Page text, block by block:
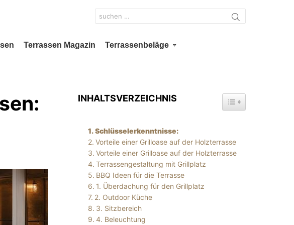
Search
for:
Terrassen Magazin Terrassenbeläge
INHALTSVERZEICHNIS TOGGLE TABLE OF
Schlüsselerkenntnisse:
Vorteile einer Grilloase auf der Holzterrasse
Vorteile einer Grilloase auf der Holzterrasse
Terrassengestaltung mit Grillplatz
BBQ Ideen für die Terrasse
1. Überdachung für den Grillplatz
2. Outdoor Küche
3. Sitzbereich
4. Beleuchtung